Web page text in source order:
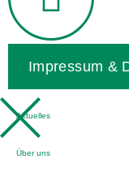
Impressum &
Aktuelles
Über uns